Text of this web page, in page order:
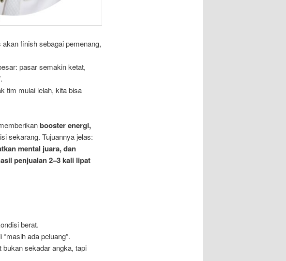
finish sebagai pemenang,
pasar semakin ketat,
tim mulai lelah, kita bisa
booster energi,
sekarang. Tujuannya jelas:
mental juara, dan
penjualan 2–3 kali lipat
berat.
ada peluang”.
sekadar angka, tapi